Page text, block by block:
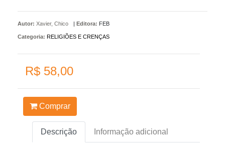
Autor: Xavier, Chico | Editora: FEB
Categoria: RELIGIÕES E CRENÇAS
R$ 58,00
Comprar
Descrição Informação adicional